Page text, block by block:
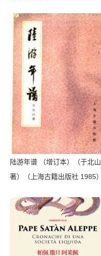
陆游年谱 （增订本）（于北山
著）（上海古籍出版社 1985）